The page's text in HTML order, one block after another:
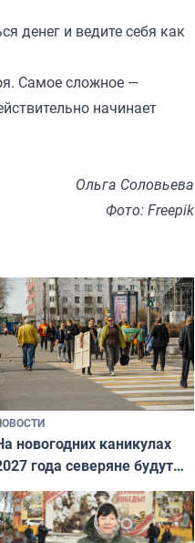
денег и ведите себя как
Самое сложное —
начинает
Ольга Соловьева
Фото: Freepik
новогодних каникулах
года северяне будут
11 дней